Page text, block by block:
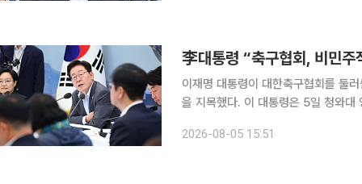
李대통령 “축구협회, 비민주
이재명 대통령이 대한축구협회를 둘
을 지목했다. 이 대통령은 5일 청와대 영빈관에서 열린 교육부·국가교육위원회·문화체육관광부·국
2026-08-05 15:51